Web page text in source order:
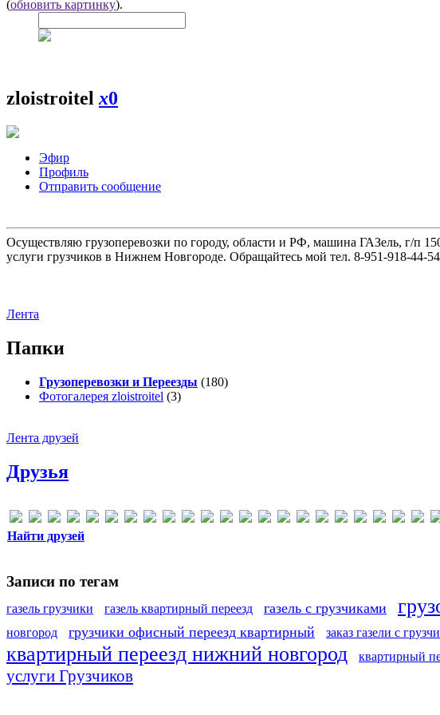
(обновить картинку).
zloistroitelx0
Эфир
Профиль
Отправить сообщение
Осуществляю грузоперевозки по городу, области и РФ, машина ГАЗель, г/п
услуги грузчиков в Нижнем Новгороде. Обращайтесь мой тел. 8-951-918-44-54
Лента
Папки
Грузоперевозки и Переезды (180)
Фотогалерея zloistroitel (3)
Лента друзей
Друзья
Найти друзей
Записи по тегам
газель грузчики газель квартирный переезд газель с грузчиками
новгород
грузчики офисный переезд квартирный заказ газели с
квартирный переезд нижний новгород квартирный
услуги Грузчиков